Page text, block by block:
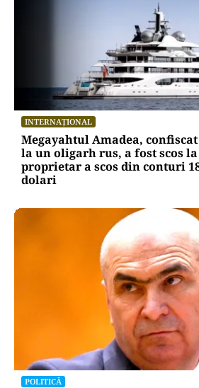
INTERNAȚIONAL
Megayahtul Amadea,
la un oligarh rus, a fost scos
proprietar a scos din conturi
dolari
POLITICĂ